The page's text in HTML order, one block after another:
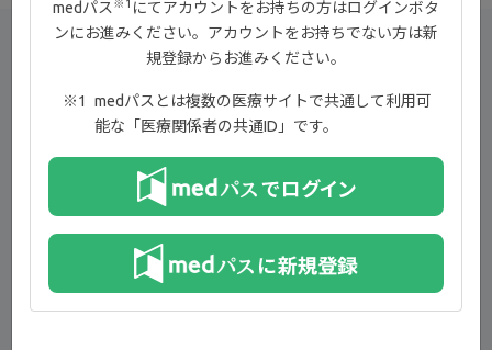
play_circle_outline 講演会視聴
講演会視聴ページは当日公開予定です。
今しばらくお待ち下さい。
ZOOM開催の場合には視聴前に
メールアドレスと氏名を入力いただく場合がございます。
medパス ※1 にてアカウントをお持ちの方はログインボタ
ンにお進みください。アカウントをお持ちでない方は新
規登録からお進みください。
medパスとは複数の医療サイトで共通して利用可
能な「医療関係者の共通ID」です。